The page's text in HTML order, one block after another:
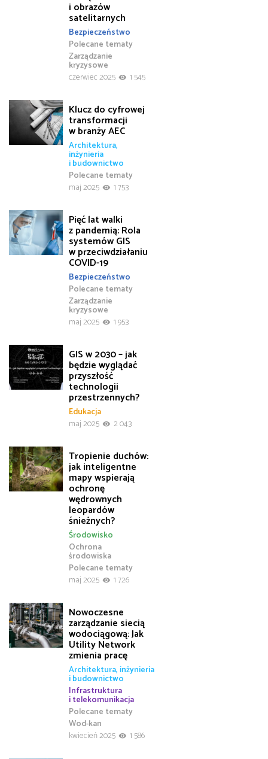
i obrazów
satelitarnych
Bezpieczeństwo
Polecane tematy
Zarządzanie
kryzysowe
czerwiec 2025
1 545
Klucz do cyfrowej
transformacji
w branży AEC
Architektura,
inżynieria
i budownictwo
Polecane tematy
maj 2025
1 753
Pięć lat walki
z pandemią: Rola
systemów GIS
w przeciwdziałaniu
COVID-19
Bezpieczeństwo
Polecane tematy
Zarządzanie
kryzysowe
maj 2025
1 953
GIS w 2030 – jak
będzie wyglądać
przyszłość
technologii
przestrzennych?
Edukacja
maj 2025
2 043
Tropienie duchów:
jak inteligentne
mapy wspierają
ochronę
wędrownych
leopardów
śnieżnych?
Ochrona
środowiska
Polecane tematy
Środowisko
maj 2025 1 726
Nowoczesne
zarządzanie siecią
wodociągową: Jak
Utility Network
zmienia pracę
Architektura, inżynieria
i budownictwo
Infrastruktura
i telekomunikacja
Polecane tematy
Wod-kan
kwiecień 2025
1 586